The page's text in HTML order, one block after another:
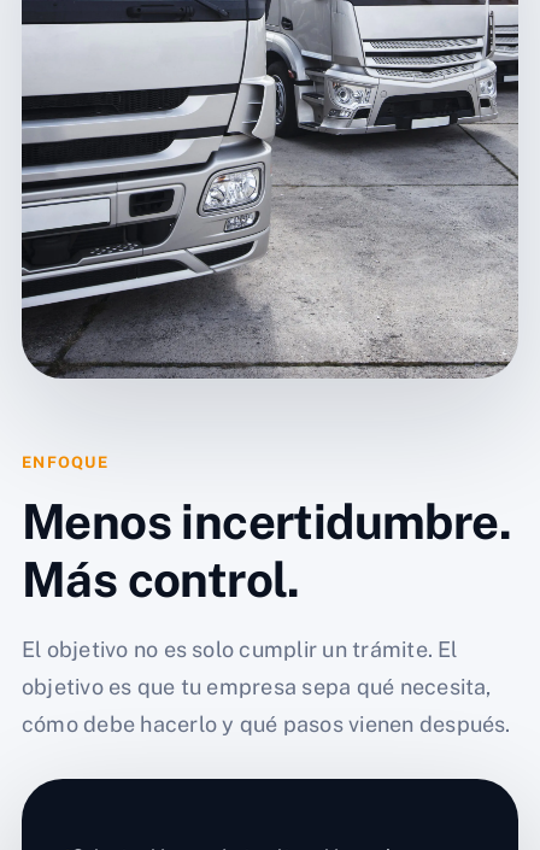
ENFOQUE
Menos incertidumbre.
Más control.
El objetivo no es solo cumplir un trámite. El
objetivo es que tu empresa sepa qué necesita,
cómo debe hacerlo y qué pasos vienen después.